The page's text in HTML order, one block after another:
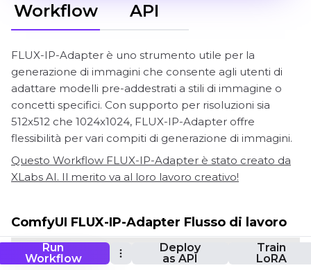
Run
Workflow
Deploy
as API
Train
LoRA
Workflow API
FLUX-IP-Adapter è uno strumento utile per la
generazione di immagini che consente agli utenti di
adattare modelli pre-addestrati a stili di immagine o
concetti specifici. Con supporto per risoluzioni sia
512x512 che 1024x1024, FLUX-IP-Adapter offre
flessibilità per vari compiti di generazione di immagini.
Questo Workflow FLUX-IP-Adapter è stato creato da
XLabs AI. Il merito va al loro lavoro creativo!
ComfyUI FLUX-IP-Adapter Flusso di lavoro